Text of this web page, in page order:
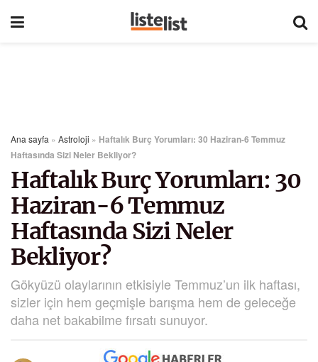
Ana sayfa » Astroloji » Haftalık Burç Yorumları: 30 Haziran-6 Temmuz
Haftasında Sizi Neler Bekliyor?
Haftalık Burç Yorumları: 30
Haziran-6 Temmuz
Haftasında Sizi Neler
Bekliyor?
Gökyüzü olaylarının etkisiyle Temmuz’un ilk haftası,
sizler için hem geçmişle barışma hem de geleceğe
daha net bakabilme fırsatı sunuyor.